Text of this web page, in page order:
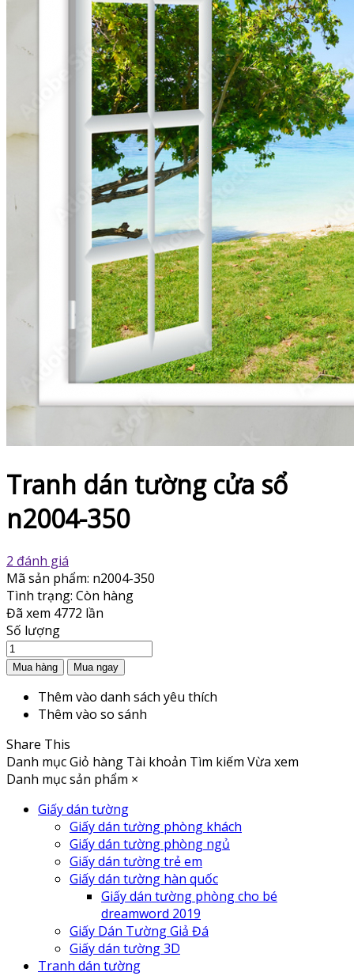
Tranh dán tường cửa sổ
n2004-350
2 đánh giá
Mã sản phẩm: n2004-350
Tình trạng: Còn hàng
Đã xem 4772 lần
Số lượng
Thêm vào danh sách yêu thích
Thêm vào so sánh
Share This
Danh mụcGiỏ hàng Tài khoản Tìm kiếm Vừa xem
Danh mục sản phẩm ×
Giấy dán tường
Giấy dán tường phòng khách
Giấy dán tường phòng ngủ
Giấy dán tường trẻ em
Giấy dán tường hàn quốc
Giấy dán tường phòng cho bé
dreamword 2019
Giấy Dán Tường Giả Đá
Giấy dán tường 3D
Tranh dán tường